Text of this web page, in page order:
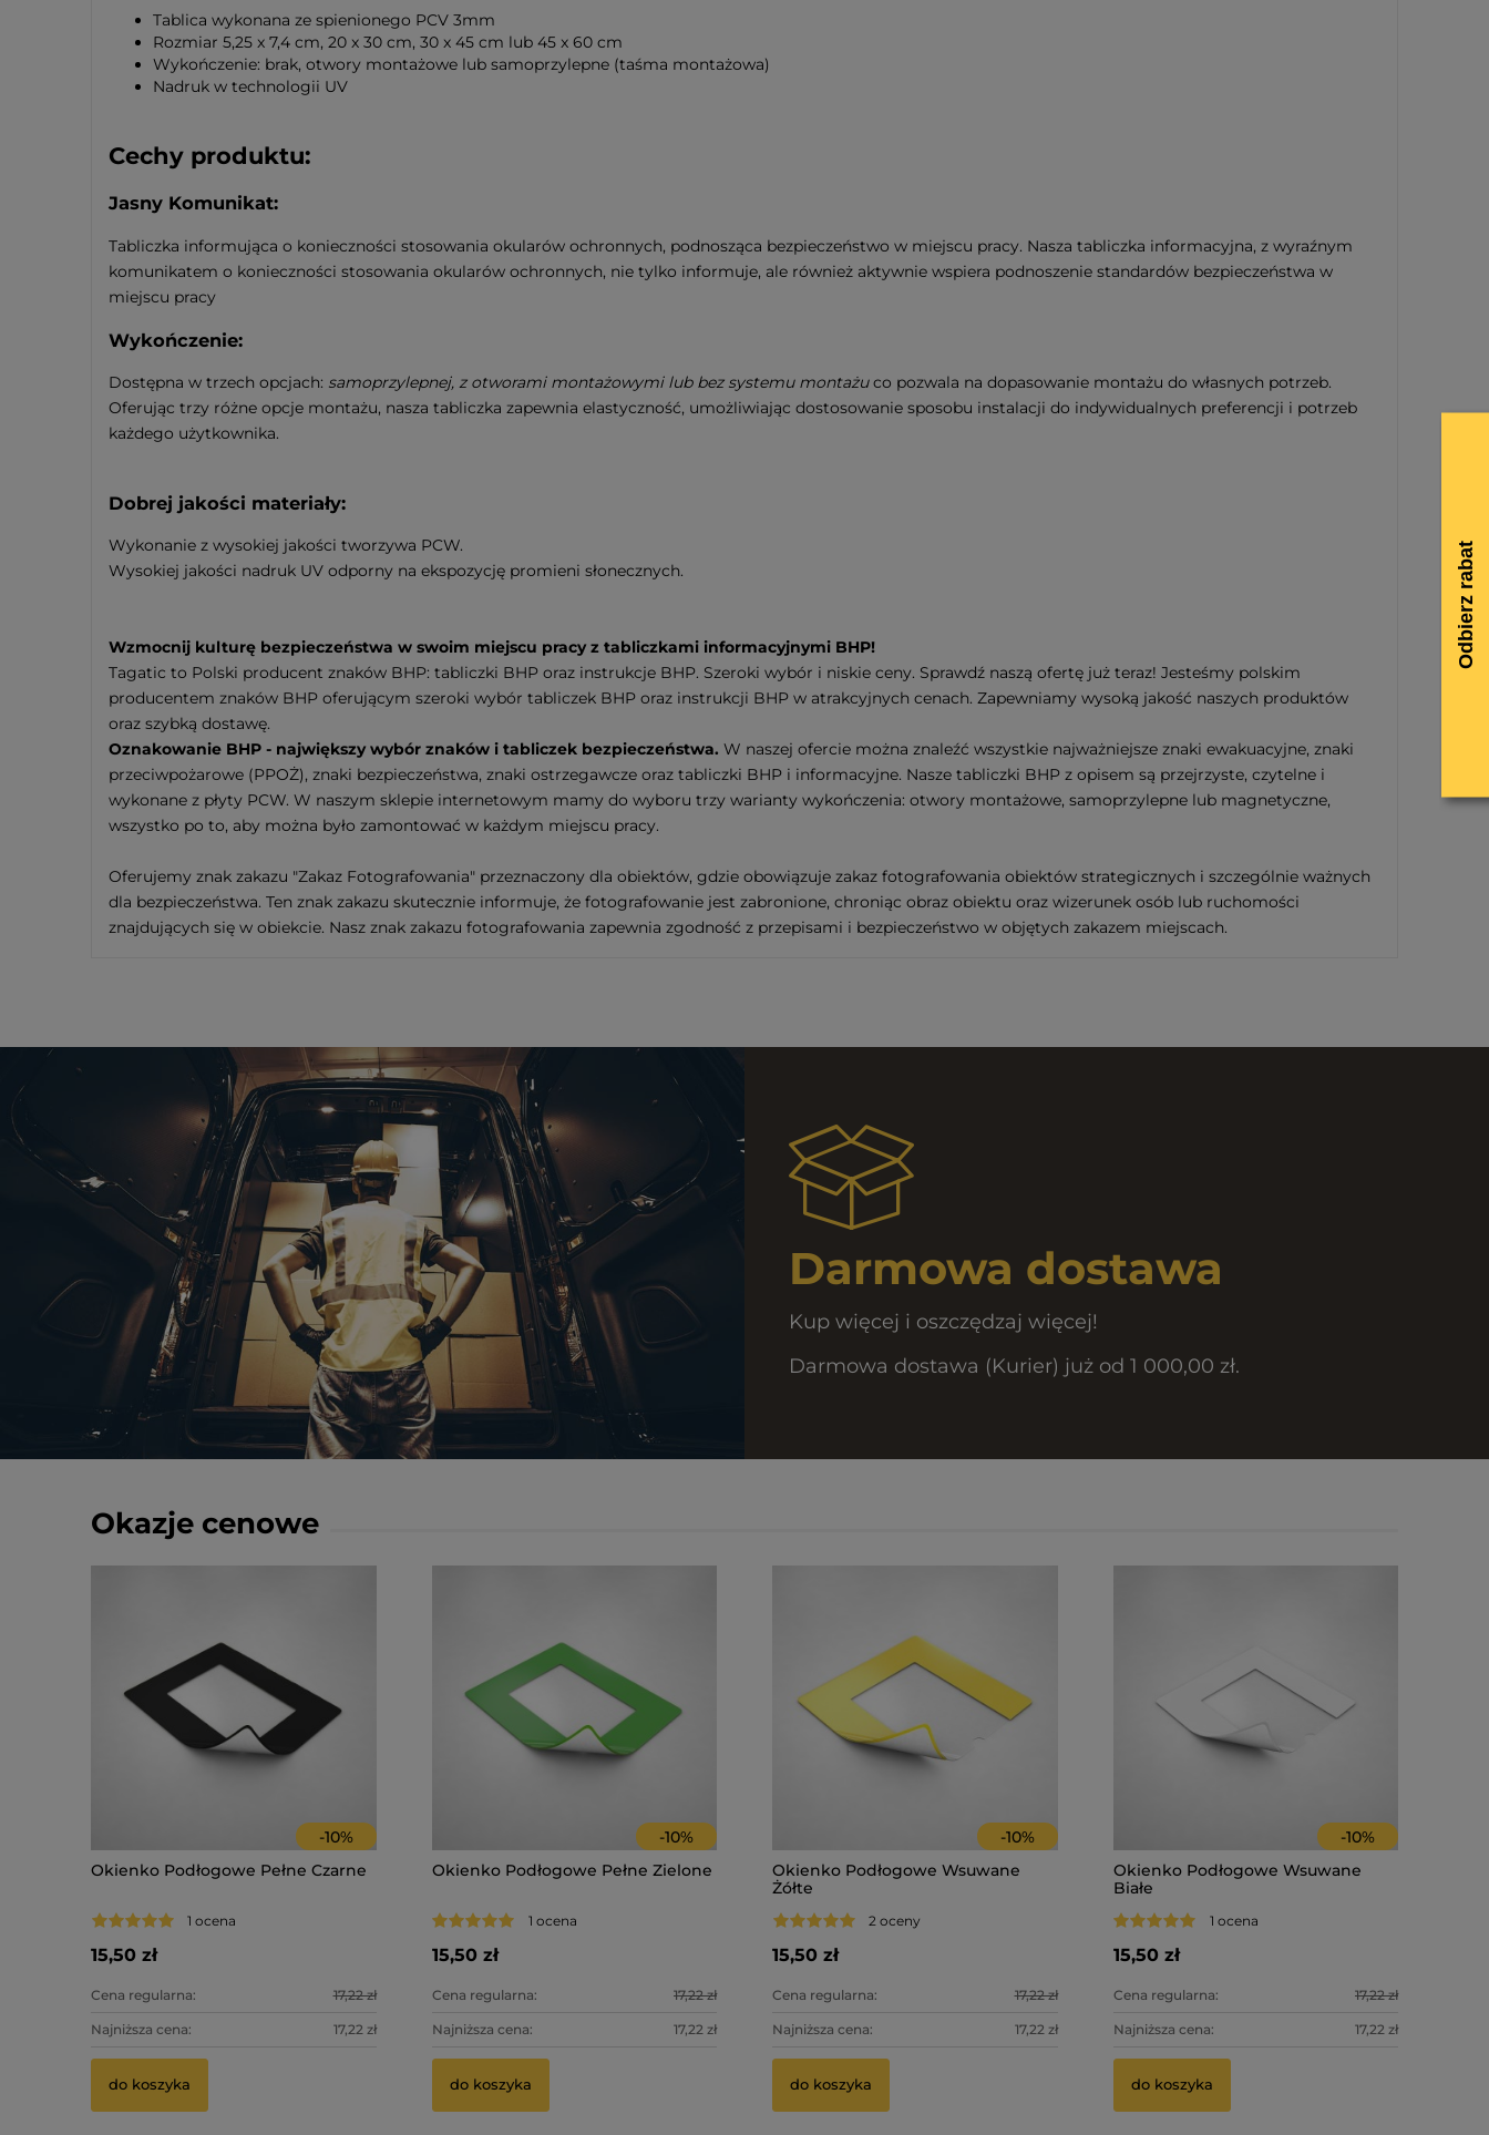
Tablica wykonana ze spienionego PCV 3mm
Rozmiar 5,25 x 7,4 cm, 20 x 30 cm, 30 x 45 cm lub 45 x 60 cm
Wykończenie: brak, otwory montażowe lub samoprzylepne (taśma montażowa)
Nadruk w technologii UV
Cechy produktu:
Jasny Komunikat:
Tabliczka informująca o konieczności stosowania okularów ochronnych, podnosząca bezpieczeństwo w miejscu pracy. Nasza tabliczka informacyjna, z wyraźnym
komunikatem o konieczności stosowania okularów ochronnych, nie tylko informuje, ale również aktywnie wspiera podnoszenie standardów bezpieczeństwa w
miejscu pracy
Wykończenie:
Dostępna w trzech opcjach: samoprzylepnej, z otworami montażowymi lub bez systemu montażuco pozwala na dopasowanie montażu do własnych potrzeb.
Oferując trzy różne opcje montażu, nasza tabliczka zapewnia elastyczność, umożliwiając dostosowanie sposobu instalacji do indywidualnych preferencji i potrzeb
każdego użytkownika.
Dobrej jakości materiały:
Wykonanie z wysokiej jakości tworzywa PCW.
Wysokiej jakości nadruk UV odporny na ekspozycję promieni słonecznych.
Wzmocnij kulturę bezpieczeństwa w swoim miejscu pracy z tabliczkami informacyjnymi BHP!
Tagatic to Polski producent znaków BHP: tabliczki BHP oraz instrukcje BHP. Szeroki wybór i niskie ceny. Sprawdź naszą ofertę już teraz! Jesteśmy polskim
producentem znaków BHP oferującym szeroki wybór tabliczek BHP oraz instrukcji BHP w atrakcyjnych cenach. Zapewniamy wysoką jakość naszych produktów
oraz szybką dostawę.
Oznakowanie BHP - największy wybór znaków i tabliczek bezpieczeństwa. W naszej ofercie można znaleźć wszystkie najważniejsze znaki ewakuacyjne, znaki
przeciwpożarowe (PPOŻ), znaki bezpieczeństwa, znaki ostrzegawcze oraz tabliczki BHP i informacyjne. Nasze tabliczki BHP z opisem są przejrzyste, czytelne i
wykonane z płyty PCW. W naszym sklepie internetowym mamy do wyboru trzy warianty wykończenia: otwory montażowe, samoprzylepne lub magnetyczne,
wszystko po to, aby można było zamontować w każdym miejscu pracy.
Oferujemy znak zakazu "Zakaz Fotografowania" przeznaczony dla obiektów, gdzie obowiązuje zakaz fotografowania obiektów strategicznych i szczególnie ważnych
dla bezpieczeństwa. Ten znak zakazu skutecznie informuje, że fotografowanie jest zabronione, chroniąc obraz obiektu oraz wizerunek osób lub ruchomości
znajdujących się w obiekcie. Nasz znak zakazu fotografowania zapewnia zgodność z przepisami i bezpieczeństwo w objętych zakazem miejscach.
Darmowa dostawa
Kup więcej i oszczędzaj więcej!
Darmowa dostawa (Kurier) już od 1 000,00 zł.
Okazje cenowe
-10%
Okienko Podłogowe Pełne Czarne
1 ocena
15,50 zł
Cena regularna: 17,22 zł
Najniższa cena: 17,22 zł
do koszyka
-10%
Okienko Podłogowe Pełne Zielone
1 ocena
15,50 zł
Cena regularna: 17,22 zł
Najniższa cena: 17,22 zł
do koszyka
-10%
Okienko Podłogowe Wsuwane
Żółte
2 oceny
15,50 zł
Cena regularna: 17,22 zł
Najniższa cena: 17,22 zł
do koszyka
-10%
Okienko Podłogowe Wsuwane
Białe
1 ocena
15,50 zł
Cena regularna: 17,22 zł
Najniższa cena: 17,22 zł
do koszyka